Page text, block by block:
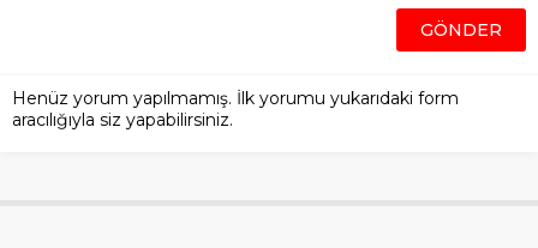
Henüz yorum yapılmamış. İlk yorumu yukarıdaki form
aracılığıyla siz yapabilirsiniz.